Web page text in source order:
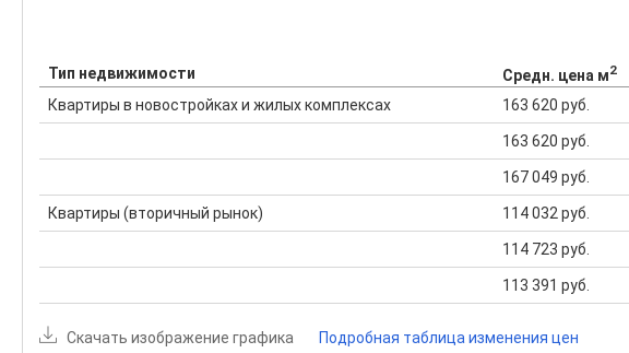
Тип недвижимости Средн. цена м2
Квартиры в новостройках и жилых комплексах
163 620 руб.
163 620 руб.
167 049 руб.
Квартиры (вторичный рынок) 114 032 руб.
114 723 руб.
113 391 руб.
Скачать изображение графика Подробная таблица изменения цен